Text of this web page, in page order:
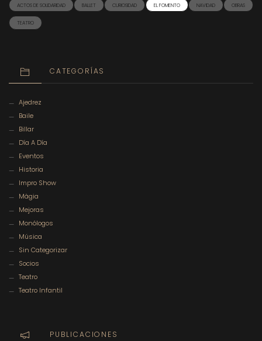
ACTOS DE SOLIDARIDAD BALLET CURIOSIDAD EL FOMENTO NAVIDAD OBRAS
TEATRO
CATEGORÍAS
Ajedrez
Baile
Billar
Día A Día
Eventos
Historia
Impro Show
Màgia
Mejoras
Monólogos
Música
Sin Categorizar
Socios
Teatro
Teatro Infantil
PUBLICACIONES